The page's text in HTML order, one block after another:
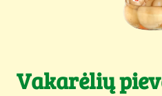
Vakarėlių